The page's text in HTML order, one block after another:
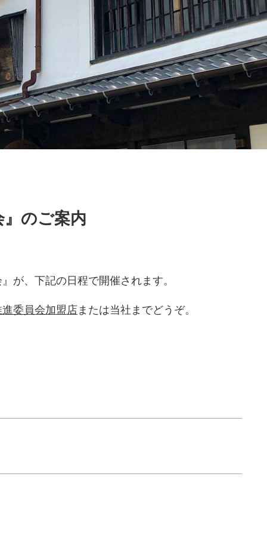
のご案内
が、下記の日程で開催されます。
委員会加盟店または当社までどうぞ。